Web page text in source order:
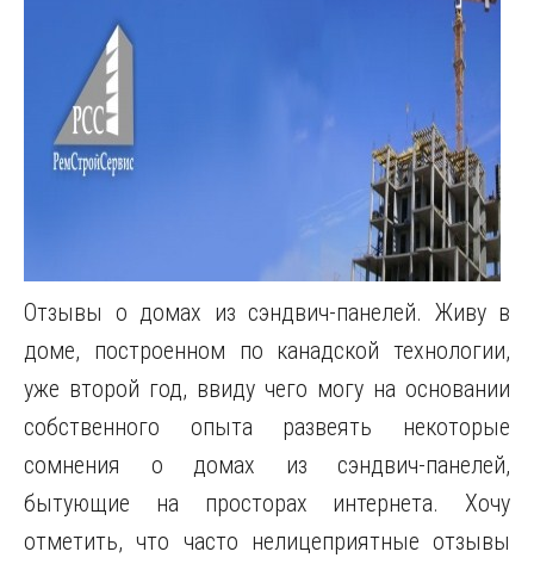
Отзывы о домах из сэндвич-панелей. Живу в
доме, построенном по канадской технологии,
уже второй год, ввиду чего могу на основании
собственного опыта развеять некоторые
сомнения о домах из сэндвич-панелей,
бытующие на просторах интернета. Хочу
отметить, что часто нелицеприятные отзывы